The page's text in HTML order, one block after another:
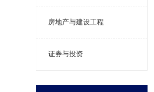
房地产与建设工程
证券与投资